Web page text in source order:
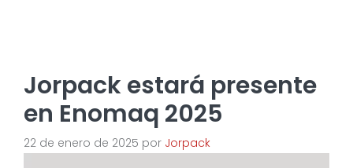
Jorpack estará presente
en Enomaq 2025
22 de enero de 2025 por Jorpack